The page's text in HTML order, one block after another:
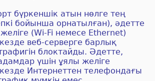
бүркеншік атын нөлге тең
бойынша орнатылған), әдетте
желіге (Wi-Fi немесе Ethernet)
веб-серверге барлық
блоктайды. Әдетте,
үшін ұялы желіге
Интернеттен телефондағы